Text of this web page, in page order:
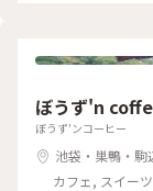
ぼうず'n
ぼうず'ンコーヒー
池袋・巣鴨・駒
カフェ, スイー